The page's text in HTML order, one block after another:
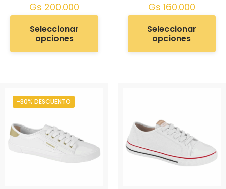
Gs 200.000
Seleccionar
opciones
Gs 160.000
Seleccionar
opciones
-30% DESCUENTO